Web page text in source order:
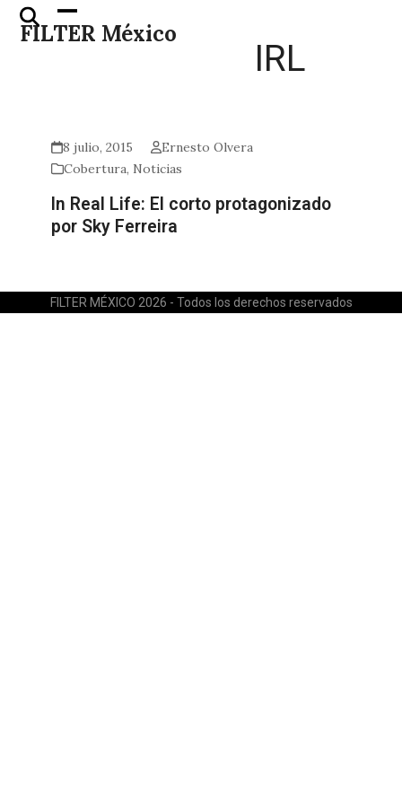
Skip
FILTER México
Open
mobile
Close
mobile
IRL
8 julio, 2015
Ernesto Olvera
Cobertura, Noticias
In Real Life: El corto protagonizado
por Sky Ferreira
FILTER MÉXICO 2026 - Todos los derechos reservados